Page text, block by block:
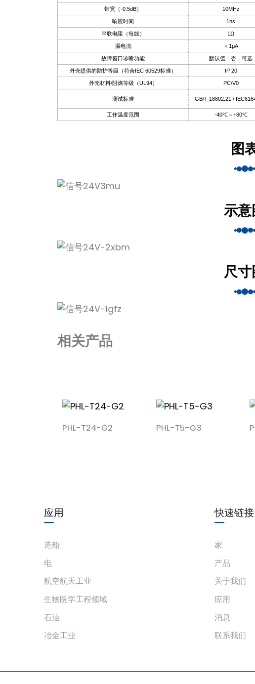
带宽（-0.5dB） 10MHz
响应时间 1ns
串联电阻（每线） 1Ω
漏电流 ＜1μA
故障窗口诊断功能 默认值：否，可选
外壳提供的防护等级（符合IEC 60529标准） IP 20
外壳材料/阻燃等级（UL94） PC/V0
测试标准 GB/T 18802.21 /
工作温度范围 -40℃～+80℃
图
示意
尺寸
相关产品
PHL-T24-G2 PHL-T5-G3
应用
造船
电
航空航天工业
生物医学工程领域
石油
冶金工业
快速链接
家
产品
关于我们
应用
消息
联系我们